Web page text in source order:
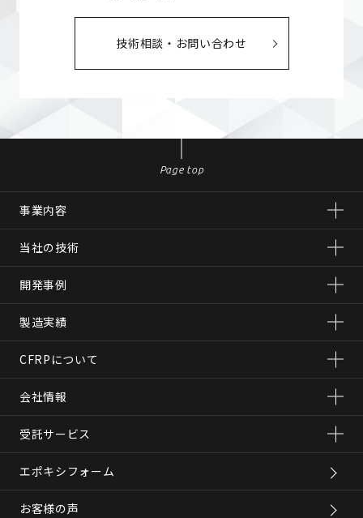
技術相談・お問い合わせ
Page top
事業内容
当社の技術
開発事例
製造実績
CFRPについて
会社情報
受託サービス
エポキシフォーム
お客様の声